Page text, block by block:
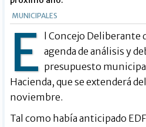
MUNICIPALES
E
l Concejo Deliberante
agenda de análisis y
presupuesto
Hacienda, que se extenderá
noviembre.
Tal como había anticipado